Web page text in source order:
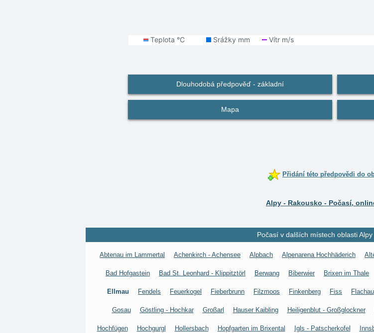
Dlouhodobá předpověď - základní
Mapa
Přidání této předpovědi do
Alpy - Rakousko - Počasí,
Počasí v dalších místech oblasti
Abtenau im Lammertal Achenkirch - Achensee Alpbach Alpenarena Hochhäderich
Bad Hofgastein Bad St. Leonhard - Klippitztörl Berwang Biberwier Brixen im Thale
Ellmau Fendels Feuerkogel Fieberbrunn Filzmoos Finkenberg Fiss Flachau
Gosau Göstling - Hochkar Großarl Hauser Kaibling Heiligenblut - Großglockner
Hochfügen Hochgurgl Hollersbach Hopfgarten im Brixental Igls - Patscherkofel